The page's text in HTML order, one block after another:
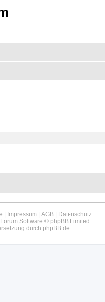
| Impressum | AGB| Datenschutz
Software © phpBB Limited
durch phpBB.de